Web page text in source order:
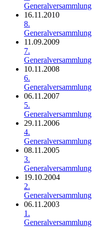
Generalversammlung
16.11.2010
8.
Generalversammlung
11.09.2009
7.
Generalversammlung
10.11.2008
6.
Generalversammlung
06.11.2007
5.
Generalversammlung
29.11.2006
4.
Generalversammlung
08.11.2005
3.
Generalversammlung
19.10.2004
2.
Generalversammlung
06.11.2003
1.
Generalversammlung